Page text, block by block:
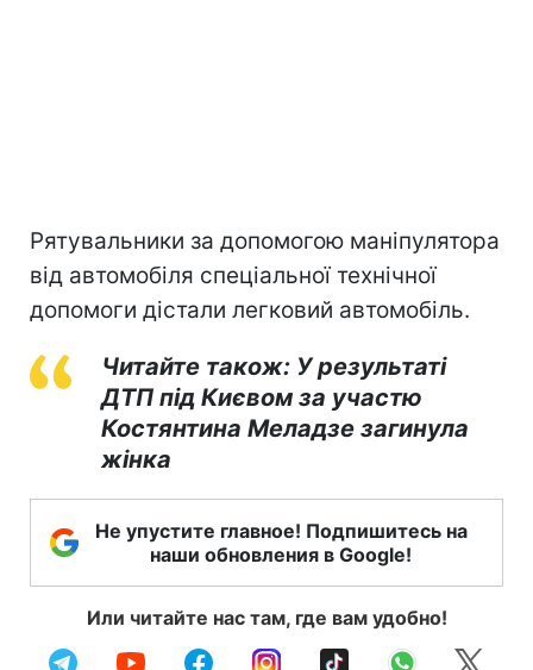
Рятувальники за допомогою маніпулятора
від автомобіля спеціальної технічної
допомоги дістали легковий автомобіль.
Читайте також: У результаті
ДТП під Києвом за участю
Костянтина Меладзе загинула
жінка
Не упустите главное! Подпишитесь на
наши обновления в Google!
Или читайте нас там, где вам удобно!